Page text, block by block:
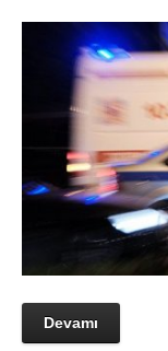
Devamı